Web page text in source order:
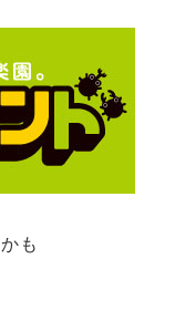
も